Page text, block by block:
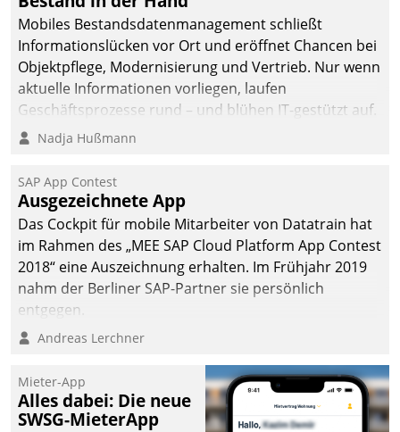
Mobiles Bestandsdatenmanagement schließt
Informationslücken vor Ort und eröffnet Chancen bei
Objektpflege, Modernisierung und Vertrieb. Nur wenn
aktuelle Informationen vorliegen, laufen
Geschäftsprozesse rund – und blühen IT-gestützt auf.
Nadja Hußmann
SAP App Contest
Ausgezeichnete App
Das Cockpit für mobile Mitarbeiter von Datatrain hat
im Rahmen des „MEE SAP Cloud Platform App Contest
2018“ eine Auszeichnung erhalten. Im Frühjahr 2019
nahm der Berliner SAP-Partner sie persönlich
entgegen.
Andreas Lerchner
Mieter-App
Alles dabei: Die neue
SWSG-MieterApp